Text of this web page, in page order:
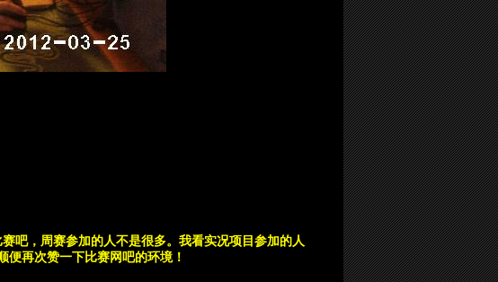
吧，周赛参加的人不是很多。我看实况项目参加的人
再次赞一下比赛网吧的环境！